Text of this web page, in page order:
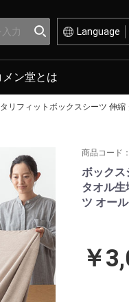
Language
メン堂とは
リフィットボックスシーツ 伸
商品コード：
ボックス
タオル
ツ オー
￥